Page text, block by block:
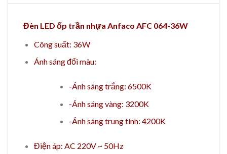
Đèn LED ốp trần nhựa Anfaco AFC 064-36W
Công suất: 36W
Ánh sáng đổi màu:
-Ánh sáng trắng: 6500K
-Ánh sáng vàng: 3200K
-Ánh sáng trung tính: 4200K
Điện áp: AC 220V ~ 50Hz